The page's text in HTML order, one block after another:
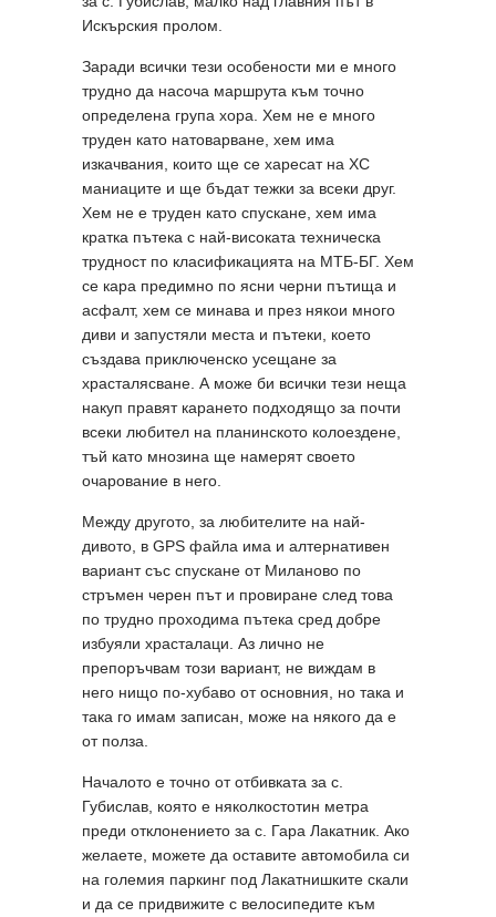
Искърския пролом.
Заради всички тези особености ми е много
трудно да насоча маршрута към точно
определена група хора. Хем не е много
труден като натоварване, хем има
изкачвания, които ще се харесат на ХС
маниаците и ще бъдат тежки за всеки друг.
Хем не е труден като спускане, хем има
кратка пътека с най-високата техническа
трудност по класификацията на МТБ-БГ. Хем
се кара предимно по ясни черни пътища и
асфалт, хем се минава и през някои много
диви и запустяли места и пътеки, което
създава приключенско усещане за
храсталясване. А може би всички тези неща
накуп правят карането подходящо за почти
всеки любител на планинското колоездене,
тъй като мнозина ще намерят своето
очарование в него.
Между другото, за любителите на най-
дивото, в GPS файла има и алтернативен
вариант със спускане от Миланово по
стръмен черен път и провиране след това
по трудно проходима пътека сред добре
избуяли храсталаци. Аз лично не
препоръчвам този вариант, не виждам в
него нищо по-хубаво от основния, но така и
така го имам записан, може на някого да е
от полза.
Началото е точно от отбивката за с.
Губислав, която е няколкостотин метра
преди отклонението за с. Гара Лакатник. Ако
желаете, можете да оставите автомобила си
на големия паркинг под Лакатнишките скали
и да се придвижите с велосипедите към